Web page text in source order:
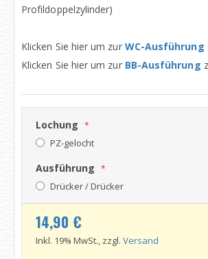
Profildoppelzylinder)
Klicken Sie hier um zur WC-Ausführung
Klicken Sie hier um zur BB-Ausführung
Lochung
PZ-gelocht
Ausführung
Drücker / Drücker
14,90 €
Inkl. 19% MwSt., zzgl. Versand